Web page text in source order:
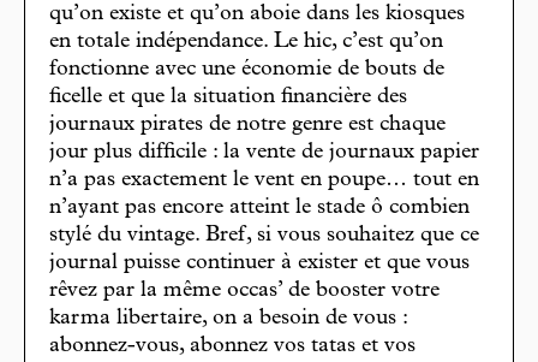
qu’on existe et qu’on aboie dans les kiosques
en totale indépendance. Le hic, c’est qu’on
fonctionne avec une économie de bouts de
ficelle et que la situation financière des
journaux pirates de notre genre est chaque
jour plus difficile : la vente de journaux papier
n’a pas exactement le vent en poupe… tout en
n’ayant pas encore atteint le stade ô combien
stylé du vintage. Bref, si vous souhaitez que ce
journal puisse continuer à exister et que vous
rêvez par la même occas’ de booster votre
karma libertaire, on a besoin de vous :
abonnez-vous, abonnez vos tatas et vos